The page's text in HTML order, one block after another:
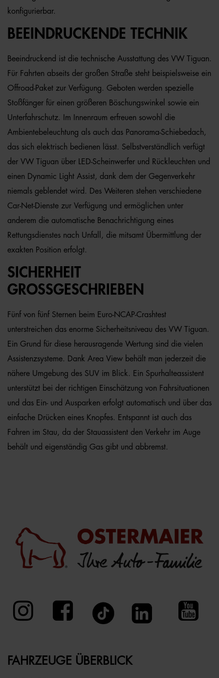
konfigurierbar.
BEEINDRUCKENDE TECHNIK
Beeindruckend ist die technische Ausstattung des VW Tiguan.
Für Fahrten abseits der großen Straße steht beispielsweise ein
Offroad-Paket zur Verfügung. Geboten werden spezielle
Stoßfänger für einen größeren Böschungswinkel sowie ein
Unterfahrschutz. Im Innenraum erfreuen sowohl die
Ambientebeleuchtung als auch das Panorama-Schiebedach,
das sich elektrisch bedienen lässt. Selbstverständlich verfügt
der VW Tiguan über LED-Scheinwerfer und Rückleuchten und
einen Dynamic Light Assist, dank dem der Gegenverkehr
niemals geblendet wird. Des Weiteren stehen verschiedene
Car-Net-Dienste zur Verfügung und ermöglichen unter
anderem die automatische Benachrichtigung eines
Rettungsdienstes nach Unfall, die mitsamt Übermittlung der
exakten Position erfolgt.
SICHERHEIT
GROSSGESCHRIEBEN
Fünf von fünf Sternen beim Euro-NCAP-Crashtest
unterstreichen das enorme Sicherheitsniveau des VW Tiguan.
Ein Grund für diese herausragende Wertung sind die vielen
Assistenzsysteme. Dank Area View behält man jederzeit die
nähere Umgebung des SUV im Blick. Ein Spurhalteassistent
unterstützt bei der richtigen Einschätzung von Fahrsituationen
und das Ein- und Ausparken erfolgt automatisch und über das
einfache Drücken eines Knopfes. Entspannt ist auch das
Fahren im Stau, da der Stauassistent den Verkehr im Auge
behält und eigenständig Gas gibt und abbremst.
FAHRZEUGE ÜBERBLICK